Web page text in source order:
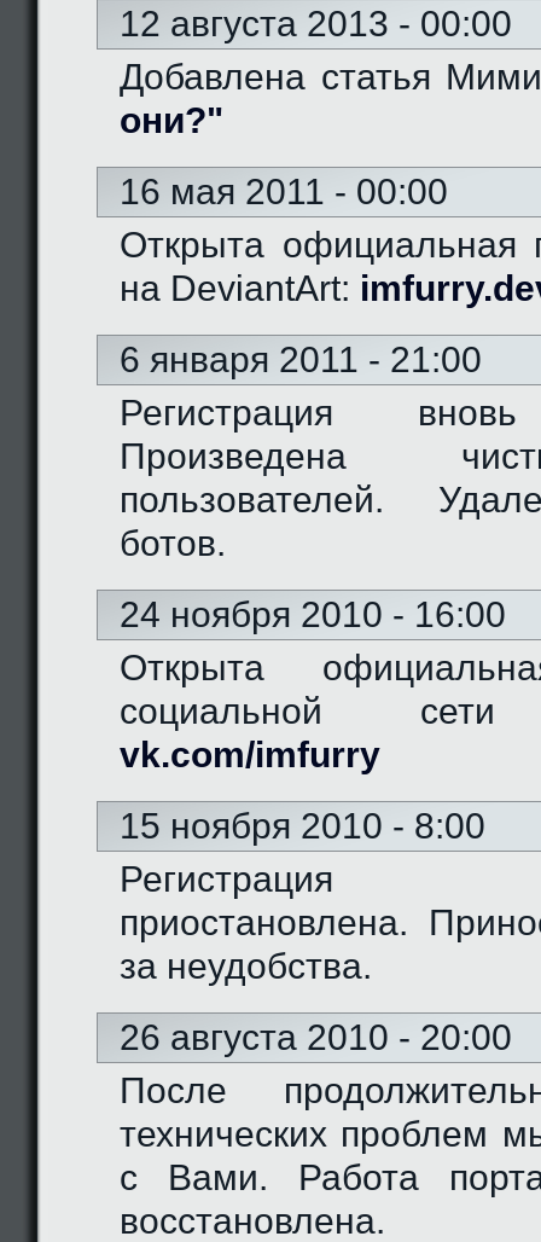
12 августа 2013 - 00:00
Добавлена статья
они?"
16 мая 2011 - 00:00
Открыта официальная
на DeviantArt:
6 января 2011 - 21:00
Регистрация
Произведена
пользователей.
ботов.
24 ноября 2010 - 16:00
Открыта
социальной сети
vk.com/imfurry
15 ноября 2010 - 8:00
Регистрация
приостановлена.
за неудобства.
26 августа 2010 - 20:00
После
технических проблем
с Вами. Работа
восстановлена.